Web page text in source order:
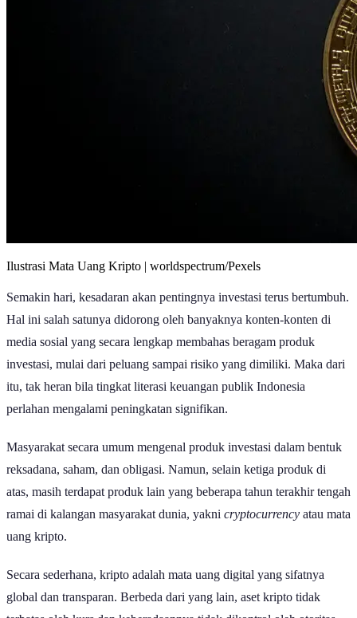
Ilustrasi Mata Uang Kripto | worldspectrum/Pexels
Semakin hari, kesadaran akan pentingnya investasi terus bertumbuh.
Hal ini salah satunya didorong oleh banyaknya konten-konten di
media sosial yang secara lengkap membahas beragam produk
investasi, mulai dari peluang sampai risiko yang dimiliki. Maka dari
itu, tak heran bila tingkat literasi keuangan publik Indonesia
perlahan mengalami peningkatan signifikan.
Masyarakat secara umum mengenal produk investasi dalam bentuk
reksadana, saham, dan obligasi. Namun, selain ketiga produk di
atas, masih terdapat produk lain yang beberapa tahun terakhir tengah
ramai di kalangan masyarakat dunia, yakni cryptocurrency atau mata
uang kripto.
Secara sederhana, kripto adalah mata uang digital yang sifatnya
global dan transparan. Berbeda dari yang lain, aset kripto tidak